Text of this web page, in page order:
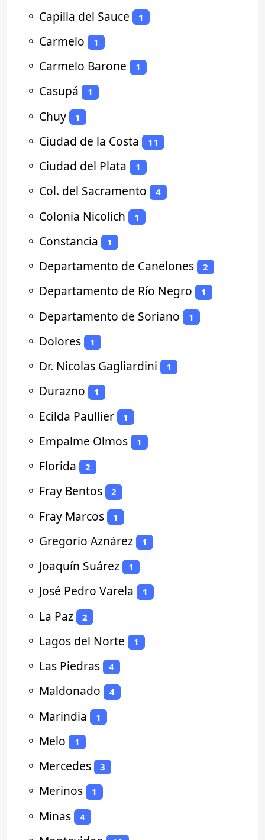
⚬ Capilla del Sauce 1
⚬ Carmelo 1
⚬ Carmelo Barone 1
⚬ Casupá 1
⚬ Chuy 1
⚬ Ciudad de la Costa 11
⚬ Ciudad del Plata 1
⚬ Col. del Sacramento 4
⚬ Colonia Nicolich 1
⚬ Constancia 1
⚬ Departamento de Canelones 2
⚬ Departamento de Río Negro 1
⚬ Departamento de Soriano 1
⚬ Dolores 1
⚬ Dr. Nicolas Gagliardini 1
⚬ Durazno 1
⚬ Ecilda Paullier 1
⚬ Empalme Olmos 1
⚬ Florida 2
⚬ Fray Bentos 2
⚬ Fray Marcos 1
⚬ Gregorio Aznárez 1
⚬ Joaquín Suárez 1
⚬ José Pedro Varela 1
⚬ La Paz 2
⚬ Lagos del Norte 1
⚬ Las Piedras 4
⚬ Maldonado 4
⚬ Marindia 1
⚬ Melo 1
⚬ Mercedes 3
⚬ Merinos 1
⚬ Minas 4